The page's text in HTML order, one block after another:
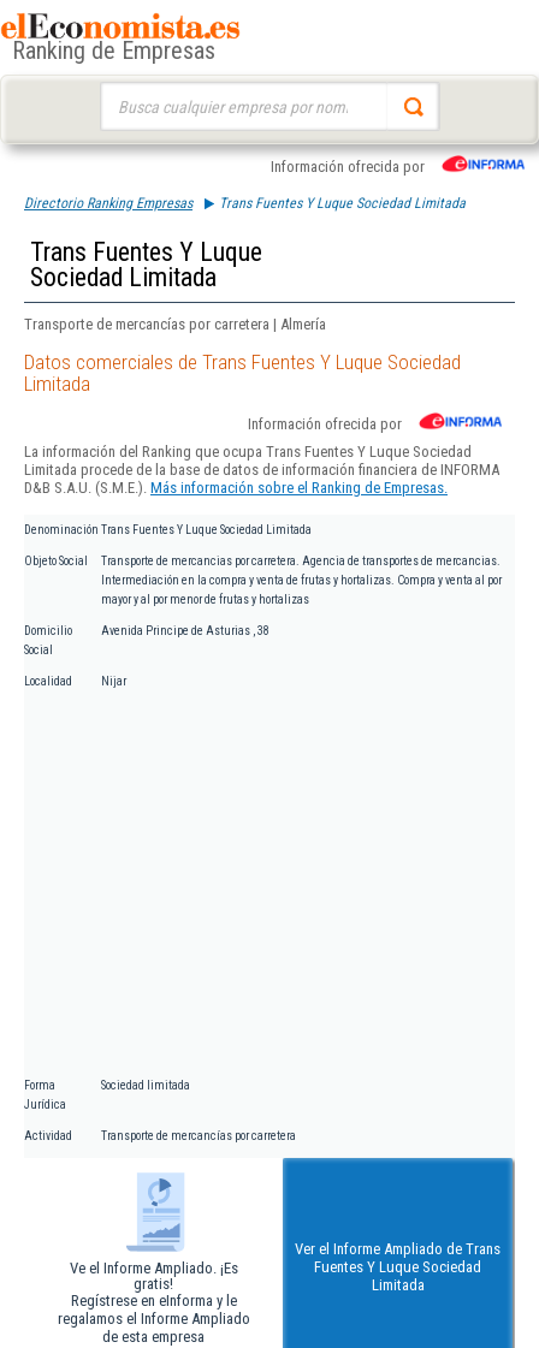
Ranking de Empresas
Información ofrecida por
Directorio Ranking Empresas Trans Fuentes Y Luque Sociedad Limitada
Trans Fuentes Y Luque
Sociedad Limitada
Transporte de mercancías por carretera | Almería
Datos comerciales de Trans Fuentes Y Luque Sociedad
Limitada
Información ofrecida por
La información del Ranking que ocupa Trans Fuentes Y Luque Sociedad
Limitada procede de la base de datos de información financiera de INFORMA
D&B S.A.U. (S.M.E.). Más información sobre el Ranking de Empresas.
Denominación Trans Fuentes Y Luque Sociedad Limitada
Objeto Social
Transporte de mercancias por carretera. Agencia de transportes de mercancias.
Intermediación en la compra y venta de frutas y hortalizas. Compra y venta al por
mayor y al por menor de frutas y hortalizas
Domicilio
Social
Avenida Principe de Asturias , 38
Localidad Nijar
Forma
Jurídica
Sociedad limitada
Actividad Transporte de mercancías por carretera
Ve el Informe Ampliado. ¡Es
gratis!
Regístrese en eInforma y le
regalamos el Informe Ampliado
de esta empresa
Ver el Informe Ampliado de Trans
Fuentes Y Luque Sociedad
Limitada